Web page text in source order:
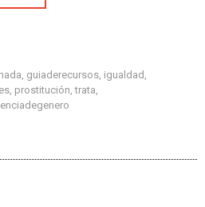
, guiaderecursos, igualdad ,
, prostitución,trata,